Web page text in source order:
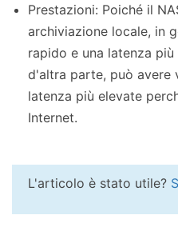
Prestazioni: Poiché il
archiviazione locale, in
rapido e una latenza
d'altra parte, può avere
latenza più elevate
Internet.
L'articolo è stato utile?